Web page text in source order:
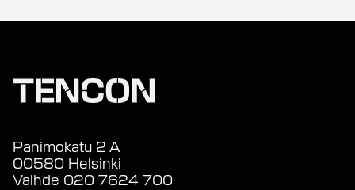
Panimokatu 2 A
00580 Helsinki
Vaihde 020 7624 700